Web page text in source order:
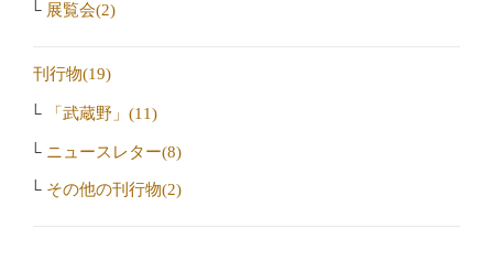
展覧会(2)
刊行物(19)
「武蔵野」(11)
ニュースレター(8)
その他の刊行物(2)